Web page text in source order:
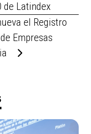
de Latindex
el Registro
Empresas